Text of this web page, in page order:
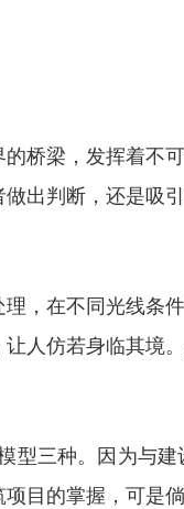
桥梁，发挥着不
出判断，还是吸
，在不同光线条
人仿若身临其境
型三种。因为与
目的掌握，可是